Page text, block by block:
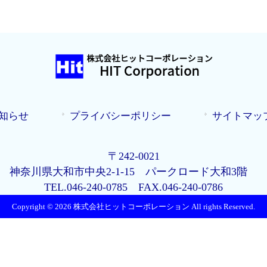
らせ プライバシーポリシー サイトマッ
〒242-0021
神奈川県大和市中央2-1-15 パークロード大和3階
TEL.046-240-0785 FAX.046-240-0786
Copyright © 2026 株式会社ヒットコーポレーション All rights Reserved.